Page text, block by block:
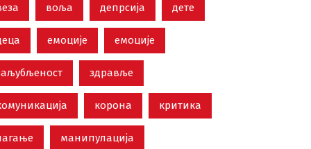
воља депрсија дете
емоције емоције
здравље
корона критика
манипулација